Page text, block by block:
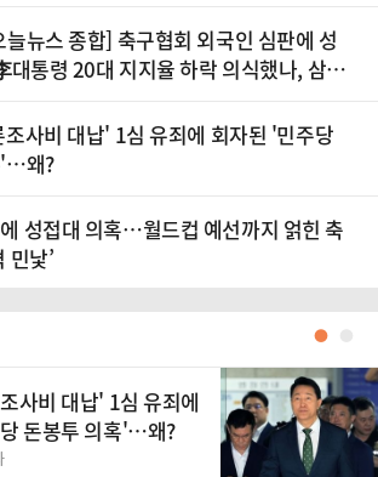
뉴스 종합] 축구협회 외국인 심판에 성
대통령 20대 지지율 하락 의식했나, 삼전
석 "과반 승리 가능성 99%" 등
사비 대납' 1심 유죄에 회자된 '민주당
'…왜?
성접대 의혹…월드컵 예선까지 얽힌 축
민낯’
●
사비 대납' 1심 유죄에
돈봉투 의혹'…왜?